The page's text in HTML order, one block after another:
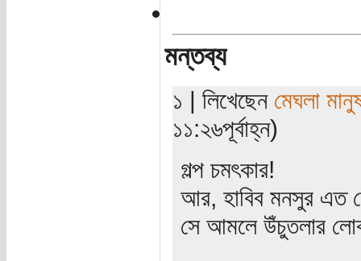
মন্তব্য
১ | লিখেছেন মেঘলা
১১:২৬পূর্বাহ্ন)
গল্প চমৎকার!
আর, হাবিব মনসুর এত
সে আমলে উঁচুতলার